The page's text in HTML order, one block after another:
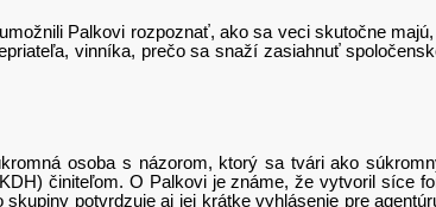
Palkovi rozpoznať, ako sa veci skutočne majú,
vinníka, prečo sa snaží zasiahnuť
osoba s názorom, ktorý sa tvári ako
činiteľom. O Palkovi je známe, že vytvoril síce
potvrdzuje aj jej krátke vyhlásenie pre